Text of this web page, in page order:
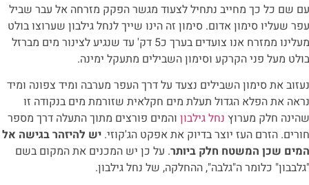
עם שם כל כך מחייב נתחיל לצעוד מגשר הפקק מזרחה אל עבר שביל
עפר שעליו סימון אדום. סימון זה הינו שייך לנחל גילבון שערוצו בולט
מעלינו ממזרח אנו צועדים בערך כ5 דק' עד שנגיע לצינור מים מברזל
בולט מעל פני הקרקע וסימון השבילים מתעקל ימינה.
נעזוב את סימון השבילים נצעד על דרך העפר מערבה ומיד צפונה ומיד
נראה את הפלא הגדול תעלת מים חקלאית שזורמת מים בנקודה זו
שהינה חלק מערוץ נחל גילבון והמים פורצים מתוך התעלה דרך מספר
חורים. הזרם העז יוצר בדיוק את אפקט הג'קוזי. יש להיזהר בגישה אל
המים שכן המשטח חלק ביותר. על כן יש המכנים את המקום בשם
"גלבבון" כלומר ה"גלבה", ההחלקה, של נחל גילבון.